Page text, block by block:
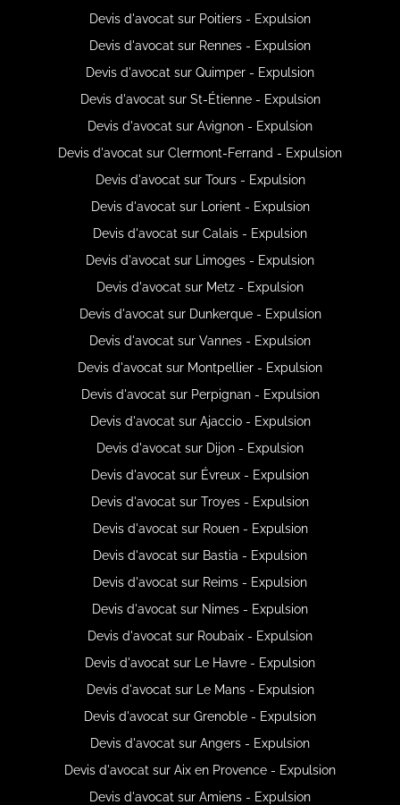
Devis d'avocat sur Poitiers - Expulsion
Devis d'avocat sur Rennes - Expulsion
Devis d'avocat sur Quimper - Expulsion
Devis d'avocat sur St-Étienne - Expulsion
Devis d'avocat sur Avignon - Expulsion
Devis d'avocat sur Clermont-Ferrand - Expulsion
Devis d'avocat sur Tours - Expulsion
Devis d'avocat sur Lorient - Expulsion
Devis d'avocat sur Calais - Expulsion
Devis d'avocat sur Limoges - Expulsion
Devis d'avocat sur Metz - Expulsion
Devis d'avocat sur Dunkerque - Expulsion
Devis d'avocat sur Vannes - Expulsion
Devis d'avocat sur Montpellier - Expulsion
Devis d'avocat sur Perpignan - Expulsion
Devis d'avocat sur Ajaccio - Expulsion
Devis d'avocat sur Dijon - Expulsion
Devis d'avocat sur Évreux - Expulsion
Devis d'avocat sur Troyes - Expulsion
Devis d'avocat sur Rouen - Expulsion
Devis d'avocat sur Bastia - Expulsion
Devis d'avocat sur Reims - Expulsion
Devis d'avocat sur Nimes - Expulsion
Devis d'avocat sur Roubaix - Expulsion
Devis d'avocat sur Le Havre - Expulsion
Devis d'avocat sur Le Mans - Expulsion
Devis d'avocat sur Grenoble - Expulsion
Devis d'avocat sur Angers - Expulsion
Devis d'avocat sur Aix en Provence - Expulsion
Devis d'avocat sur Amiens - Expulsion